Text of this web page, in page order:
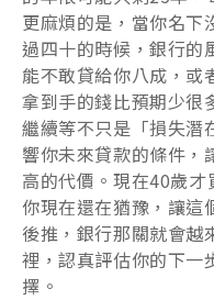
更麻煩的是，當你名下
過四十的時候，銀行
能不敢貸給你八成，或
拿到手的錢比預期少很
繼續等不只是「損失潛
響你未來貸款的條件，
高的代價。現在40歲
你現在還在猶豫，讓這
後推，銀行那關就會越
裡，認真評估你的下一
擇。